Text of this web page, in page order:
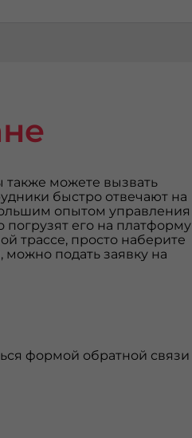
также можете вызвать
быстро отвечают на
опытом управления
его на платформу
трассе, просто наберите
подать заявку на
формой обратной связи